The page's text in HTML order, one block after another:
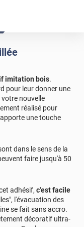
du résultat
imitation bois.
pour leur donner une
nouvelle
réalisé pour
une touche
dans le sens de la
faire jusqu'à 50
adhésif, c'est facile
l'évacuation des
se fait sans accro.
décoratif ultra-